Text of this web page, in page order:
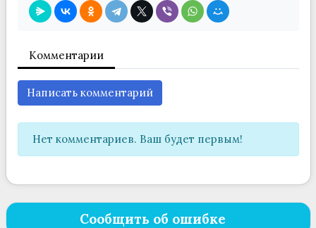
Комментарии
Написать комментарий
Нет комментариев. Ваш будет первым!
Сообщить об ошибке